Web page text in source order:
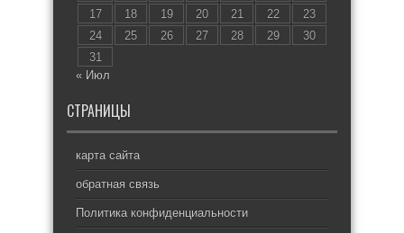
17
18 19 20 21 22
23
24
25 26 27 28 29
30
31
« Июл
СТРАНИЦЫ
карта сайта
обратная связь
Политика конфиденциальности